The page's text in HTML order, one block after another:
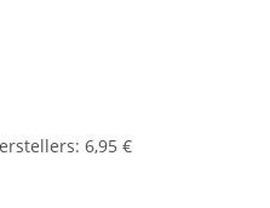
: 6,95 €